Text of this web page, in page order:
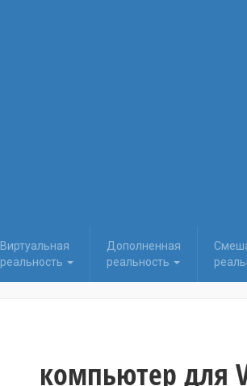
Виртуальная
реальность
Дополненная
реальность
компьютер для